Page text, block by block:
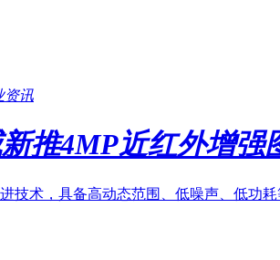
资讯
推4MP近红外增强
技术，具备高动态范围、低噪声、低功